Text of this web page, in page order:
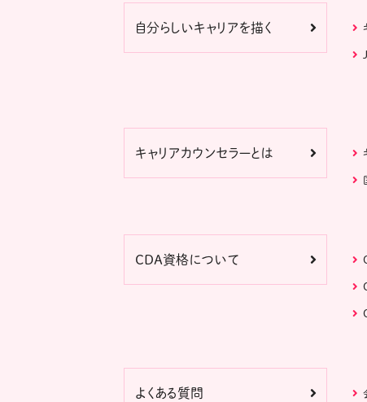
自分らしいキャリアを描く
キャリアカウンセラーとは
CDA資格について
よくある質問